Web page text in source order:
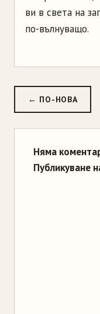
ви в света на
по-вълнуващо.
← ПО-НОВА
Няма
Публикуване